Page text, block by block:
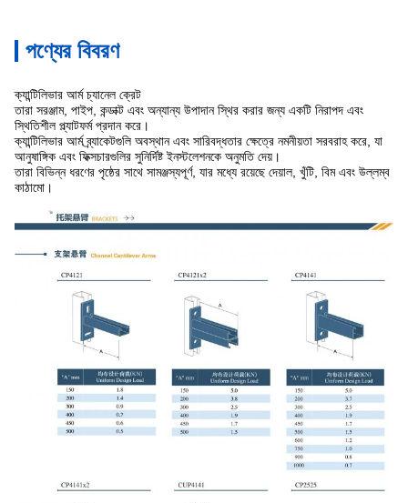
পণ্যের বিবরণ
ক্যান্টিলিভার আর্ম চ্যানেল ক্রেট
তারা সরঞ্জাম, পাইপ, কন্ডাক্ট এবং অন্যান্য উপাদান স্থির করার জন্য একটি নিরাপদ এবং
স্থিতিশীল প্ল্যাটফর্ম প্রদান করে।
ক্যান্টিলিভার আর্ম ব্র্যাকেটগুলি অবস্থান এবং সারিবদ্ধতার ক্ষেত্রে নমনীয়তা সরবরাহ করে, যা
আনুষাঙ্গিক এবং ফিক্সচারগুলির সুনির্দিষ্ট ইনস্টলেশনকে অনুমতি দেয়।
তারা বিভিন্ন ধরণের পৃষ্ঠের সাথে সামঞ্জস্যপূর্ণ, যার মধ্যে রয়েছে দেয়াল, খুঁটি, বিম এবং উল্লম্ব
কাঠামো।